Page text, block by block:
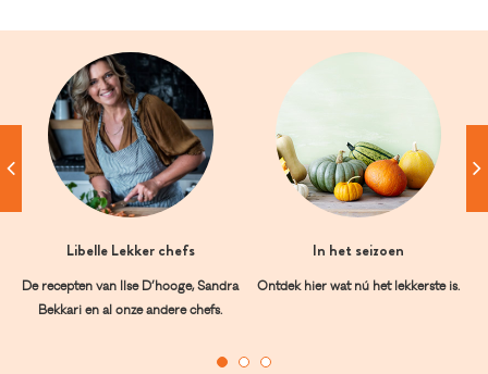
Libelle Lekker chefs
De recepten van Ilse D’hooge, Sandra
Bekkari en al onze andere chefs.
In het seizoen
Ontdek hier wat nú het lekkerste is.